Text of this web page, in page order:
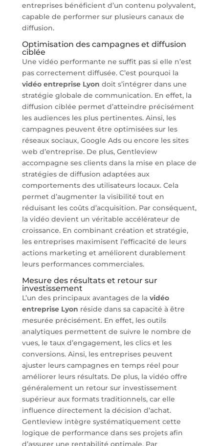
entreprises bénéficient d’un contenu polyvalent,
capable de performer sur plusieurs canaux de
diffusion.
Optimisation des campagnes et diffusion
ciblée
Une vidéo performante ne suffit pas si elle n’est
pas correctement diffusée. C’est pourquoi la
vidéo entreprise Lyon doit s’intégrer dans une
stratégie globale de communication. En effet, la
diffusion ciblée permet d’atteindre précisément
les audiences les plus pertinentes. Ainsi, les
campagnes peuvent être optimisées sur les
réseaux sociaux, Google Ads ou encore les sites
web d’entreprise. De plus, Gentleview
accompagne ses clients dans la mise en place de
stratégies de diffusion adaptées aux
comportements des utilisateurs locaux. Cela
permet d’augmenter la visibilité tout en
réduisant les coûts d’acquisition. Par conséquent,
la vidéo devient un véritable accélérateur de
croissance. En combinant création et stratégie,
les entreprises maximisent l’efficacité de leurs
actions marketing et améliorent durablement
leurs performances commerciales.
Mesure des résultats et retour sur
investissement
L’un des principaux avantages de la vidéo
entreprise Lyon réside dans sa capacité à être
mesurée précisément. En effet, les outils
analytiques permettent de suivre le nombre de
vues, le taux d’engagement, les clics et les
conversions. Ainsi, les entreprises peuvent
ajuster leurs campagnes en temps réel pour
améliorer leurs résultats. De plus, la vidéo offre
généralement un retour sur investissement
supérieur aux formats traditionnels, car elle
influence directement la décision d’achat.
Gentleview intègre systématiquement cette
logique de performance dans ses projets afin
d’assurer une rentabilité optimale. Par